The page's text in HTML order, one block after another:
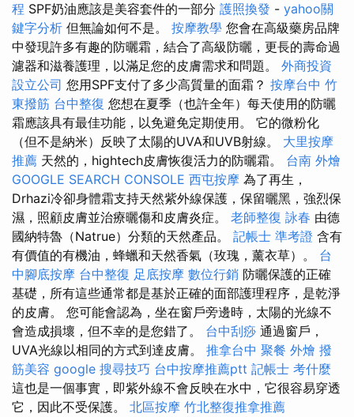
程 SPF奶油應該是美容套件的一部分 護照換發 - yahoo關
鍵字分析 但無論如何不是。 按摩教學 您會在高級藥房品牌
中發現許多有趣的防曬霜，結合了高級防曬，更長的壽命過
濾器和滋養護理，以滿足您的皮膚需求和問題。 外商投資
設立公司 您用SPF支付了多少高質量的面霜？ 按摩台中 竹
東撥筋 台中整復 您想在夏季（也許全年）每天使用的防曬
霜應該具有最佳功能，以免避免定期使用。 它的微粉化
（但不是納米）反映了太陽的UVA和UVB射線。 大里按摩
推薦 天然的，hightech皮膚恢復活力的防曬霜。 台南 外燴
GOOGLE SEARCH CONSOLE 西屯按摩 為了再生，
Drhazi冷卻身體霜支持天然紫外線保護，保留曬黑，強烈保
濕，照顧皮膚並治療曬傷和皮膚炎症。 老師整復 詠春 由德
國納特魯（Natrue）分類的天然產品。 記帳士 準考證 含有
有價值的有機油，蜂蠟和天然香氣（玫瑰，薰衣草）。 台
中腳底按摩 台中整復 足底按摩 數位行銷 防曬保護的正確
基礎，所有這些通常都是基於正確的面部護理程序，是乾淨
的皮膚。 您可能會認為，坐在窗戶旁邊時，太陽的光線不
會造成損壞，但不幸的是您錯了。 台中刮痧 通過窗戶，
UVA光線以相同的方式到達皮膚。 推拿台中 聚餐 外燴 撥
筋美容 google 搜尋技巧 台中按摩推薦ptt 記帳士 考什麼
這也是一個事實，即紫外線不會反映在水中，它很容易穿透
它，因此不受保護。 北區按摩 竹北整復推拿推薦